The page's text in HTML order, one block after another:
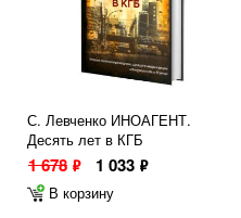
С. Левченко ИНОАГЕНТ.
Десять лет в КГБ
1 678 ф 1 033 ф
В корзину